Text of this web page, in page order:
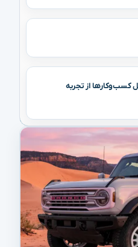
کسب‌وکارها از تجربه